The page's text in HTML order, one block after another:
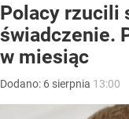
Polacy rzucili
świadczenie.
w miesiąc
Dodano: 6 sierpnia 13:00